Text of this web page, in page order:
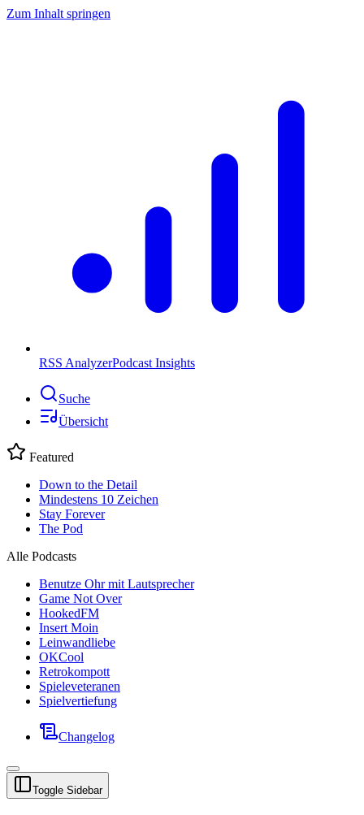
Zum Inhalt springen
RSS AnalyzerPodcast Insights
Suche
Übersicht
Featured
Down to the Detail
Mindestens 10 Zeichen
Stay Forever
The Pod
Alle Podcasts
Benutze Ohr mit Lautsprecher
Game Not Over
HookedFM
Insert Moin
Leinwandliebe
OKCool
Retrokompott
Spieleveteranen
Spielvertiefung
Changelog
Toggle Sidebar